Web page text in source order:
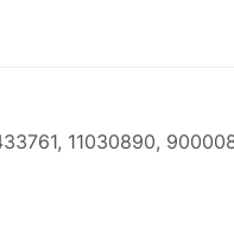
11030890,